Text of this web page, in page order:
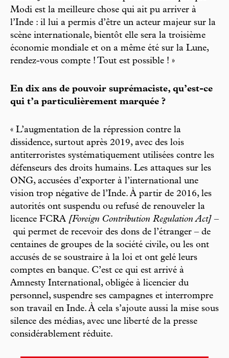
Modi est la meilleure chose qui ait pu arriver à
l’Inde : il lui a permis d’être un acteur majeur sur la
scène internationale, bientôt elle sera la troisième
économie mondiale et on a même été sur la Lune,
rendez-vous compte ! Tout est possible ! »
En dix ans de pouvoir suprémaciste, qu’est-ce
qui t’a particulièrement marquée ?
« L’augmentation de la répression contre la
dissidence, surtout après 2019, avec des lois
antiterroristes systématiquement utilisées contre les
défenseurs des droits humains. Les attaques sur les
ONG, accusées d’exporter à l’international une
vision trop négative de l’Inde. À partir de 2016, les
autorités ont suspendu ou refusé de renouveler la
licence FCRA [Foreign Contribution Regulation Act] –
qui permet de recevoir des dons de l’étranger – de
centaines de groupes de la société civile, ou les ont
accusés de se soustraire à la loi et ont gelé leurs
comptes en banque. C’est ce qui est arrivé à
Amnesty International, obligée à licencier du
personnel, suspendre ses campagnes et interrompre
son travail en Inde. À cela s’ajoute aussi la mise sous
silence des médias, avec une liberté de la presse
considérablement réduite.